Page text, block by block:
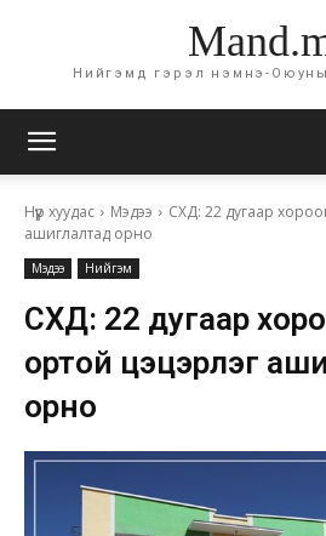
Нийгэмд гэрэл нэмнэ-
Нүүр хуудас Мэдээ
СХД: 22 дугаар
ашиглалтад орно
Мэдээ Нийгэм
СХД: 22 дугаар
ортой цэцэрлэг
орно